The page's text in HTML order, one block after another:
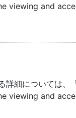
viewing and
詳細については、
viewing and